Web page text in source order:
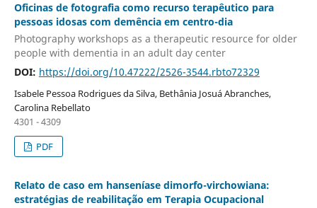
Oficinas de fotografia como recurso terapêutico para
pessoas idosas com demência em centro-dia
Photography workshops as a therapeutic resource for older
people with dementia in an adult day center
DOI: https://doi.org/10.47222/2526-3544.rbto72329
Isabele Pessoa Rodrigues da Silva, Bethânia Josuá Abranches,
Carolina Rebellato
4301 - 4309
PDF
Relato de caso em hanseníase dimorfo-virchowiana:
estratégias de reabilitação em Terapia Ocupacional